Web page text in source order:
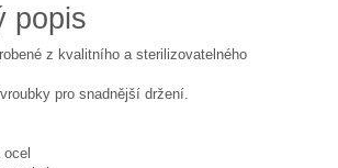
popis
z kvalitního a sterilizovatelného
pro snadnější držení.
ocel